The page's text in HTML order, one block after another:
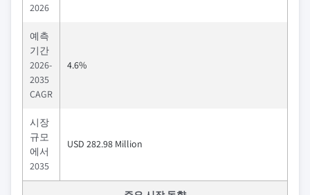
2026
예측
기간
2026-
2035
CAGR
4.6%
시장
규모
에서
2035
USD 282.98 Million